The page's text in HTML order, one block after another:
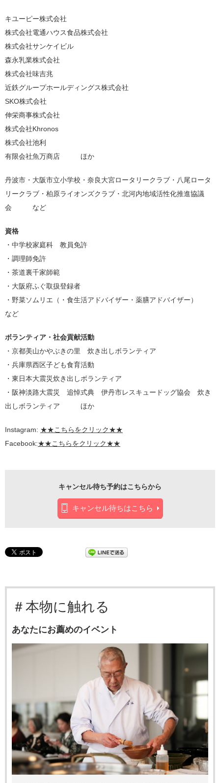
キユーピー株式会社
株式会社電通ハウス食品株式会社
株式会社サンケイビル
森永乳業株式会社
株式会社味吉兆
近鉄グループホールディングス株式会社
SKO株式会社
伸栄商事株式会社
株式会社Khronos
株式会社池利
有限会社魚万商店 ほか
丹波市・大阪市立小学校・奈良大宮ロータリークラブ・八尾ロータ
リークラブ・柏原ライオンズクラブ・北河内地域活性化推進協議
会 など
資格
・中学校家庭科 教員免許
・調理師免許
・茶道裏千家師範
・大阪府ふぐ取扱登録者
・野菜ソムリエ（・食生活アドバイザー・薬膳アドバイザー）
など
ボランティア・社会貢献活動
・京都美山かやぶきの里 炊き出しボランティア
・兵庫県西区子ども食育活動
・東日本大震災炊き出しボランティア
・阪神淡路大震災 追悼式典 伊丹市レスキュードッグ協会 炊き
出しボランティア ほか
Instagram: ★★こちらをクリック★★
Facebook:★★こちらをクリック★★
キャンセル待ち予約はこちらから
キャンセル待ちはこちら
＃本物に触れる
あなたにお薦めのイベント